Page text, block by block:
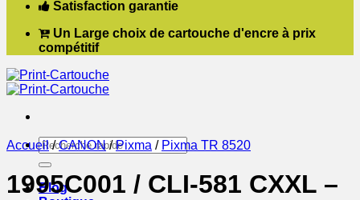
Satisfaction garantie
Un Large choix de cartouche d'encre à prix
compétitif
Recherche
pour :
Blog
Accueil / CANON / Pixma / Pixma TR 8520
1995C001 / CLI-581 CXXL –